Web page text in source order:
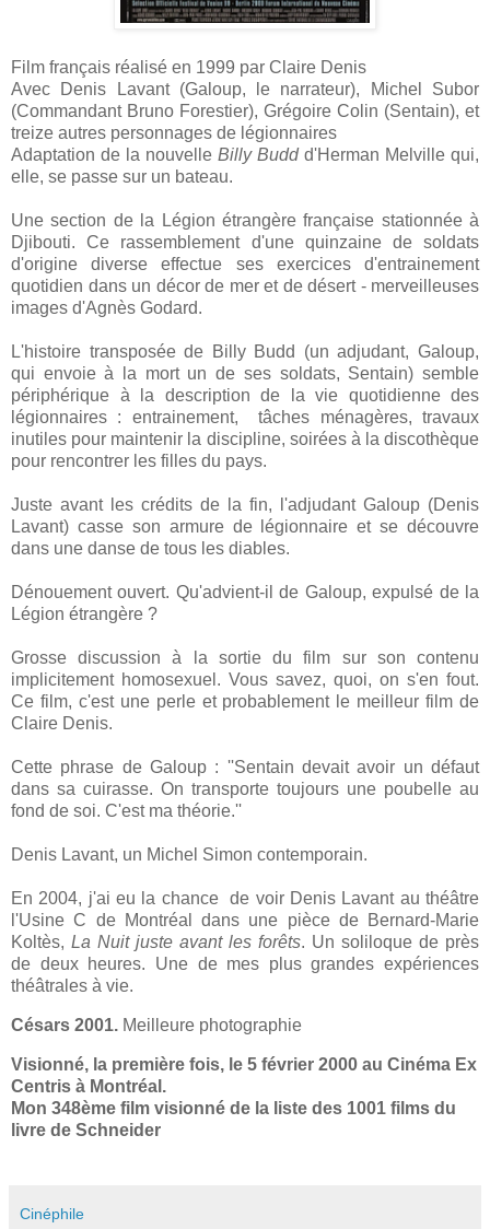
Film français réalisé en 1999 par Claire Denis
Avec Denis Lavant (Galoup, le narrateur), Michel Subor
(Commandant Bruno Forestier), Grégoire Colin (Sentain), et
treize autres personnages de légionnaires
Adaptation de la nouvelle Billy Budd d'Herman Melville qui,
elle, se passe sur un bateau.
Une section de la Légion étrangère française stationnée à
Djibouti. Ce rassemblement d'une quinzaine de soldats
d'origine diverse effectue ses exercices d'entrainement
quotidien dans un décor de mer et de désert - merveilleuses
images d'Agnès Godard.
L'histoire transposée de Billy Budd (un adjudant, Galoup,
qui envoie à la mort un de ses soldats, Sentain) semble
périphérique à la description de la vie quotidienne des
légionnaires : entrainement, tâches ménagères, travaux
inutiles pour maintenir la discipline, soirées à la discothèque
pour rencontrer les filles du pays.
Juste avant les crédits de la fin, l'adjudant Galoup (Denis
Lavant) casse son armure de légionnaire et se découvre
dans une danse de tous les diables.
Dénouement ouvert. Qu'advient-il de Galoup, expulsé de la
Légion étrangère ?
Grosse discussion à la sortie du film sur son contenu
implicitement homosexuel. Vous savez, quoi, on s'en fout.
Ce film, c'est une perle et probablement le meilleur film de
Claire Denis.
Cette phrase de Galoup : ''Sentain devait avoir un défaut
dans sa cuirasse. On transporte toujours une poubelle au
fond de soi. C'est ma théorie.''
Denis Lavant, un Michel Simon contemporain.
En 2004, j'ai eu la chance de voir Denis Lavant au théâtre
l'Usine C de Montréal dans une pièce de Bernard-Marie
Koltès, La Nuit juste avant les forêts. Un soliloque de près
de deux heures. Une de mes plus grandes expériences
théâtrales à vie.
Césars 2001. Meilleure photographie
Visionné, la première fois, le 5 février 2000 au Cinéma Ex
Centris à Montréal.
Mon 348ème film visionné de la liste des 1001 films du
livre de Schneider
Cinéphile